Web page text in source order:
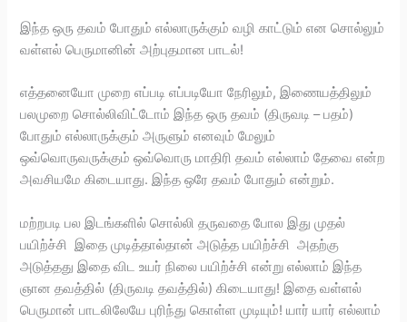
இந்த ஒரு தவம் போதும் எல்லாருக்கும் வழி காட்டும் என சொல்லும்
வள்ளல் பெருமானின் அற்புதமான பாடல்!
எத்தனையோ முறை எப்படி எப்படியோ நேரிலும், இணையத்திலும்
பலமுறை சொல்லிவிட்டோம் இந்த ஒரு தவம் (திருவடி – பதம்)
போதும் எல்லாருக்கும் அருளும் எனவும் மேலும்
ஒவ்வொருவருக்கும் ஒவ்வொரு மாதிரி தவம் எல்லாம் தேவை என்ற
அவசியமே கிடையாது. இந்த ஒரே தவம் போதும் என்றும்.
மற்றபடி பல இடங்களில் சொல்லி தருவதை போல இது முதல்
பயிற்ச்சி இதை முடித்தால்தான் அடுத்த பயிற்ச்சி அதற்கு
அடுத்தது இதை விட உயர் நிலை பயிற்ச்சி என்று எல்லாம் இந்த
ஞான தவத்தில் (திருவடி தவத்தில்) கிடையாது! இதை வள்ளல்
பெருமான் பாடலிலேயே புரிந்து கொள்ள முடியும்! யார் யார் எல்லாம்